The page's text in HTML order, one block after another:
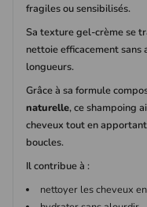
fragiles ou sensibilisés.
Sa texture gel-crème se
nettoie efficacement sans
longueurs.
Grâce à sa formule
naturelle, ce shampoing
cheveux tout en
boucles.
Il contribue à :
nettoyer les cheveux